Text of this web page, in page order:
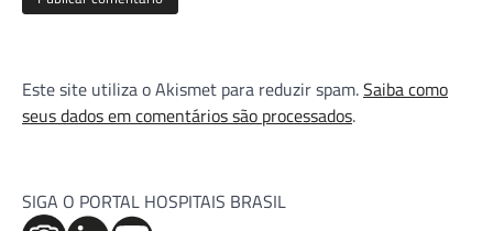
Este site utiliza o Akismet para reduzir spam.Saiba como
seus dados em comentários são processados.
SIGA O PORTAL HOSPITAIS BRASIL